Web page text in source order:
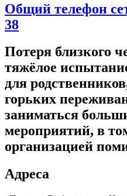
Общий телефон
38
Потеря близкого
тяжёлое
для
горьких
заниматься
мероприятий, в
организацией
Адреса